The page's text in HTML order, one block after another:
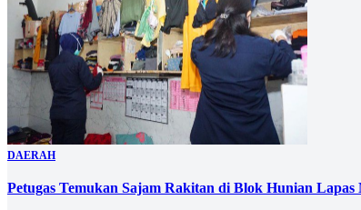
DAERAH
Petugas Temukan Sajam Rakitan di Blok Hunian